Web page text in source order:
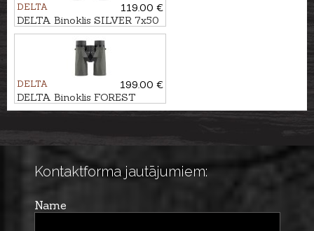
DELTA
119.00 €
DELTA Binoklis SILVER 7x50
DELTA
199.00 €
DELTA Binoklis FOREST
10X42 Gen3
Kontaktforma jautājumiem:
Name